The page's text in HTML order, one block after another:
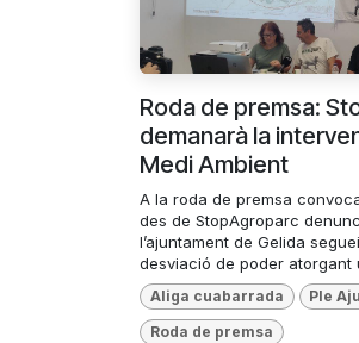
Roda de premsa:
demanarà la
Medi Ambient
A la roda de premsa
des de StopAgroparc
l’ajuntament de Gelida
desviació de poder atorgant
Aliga cuabarrada Ple
Roda de premsa